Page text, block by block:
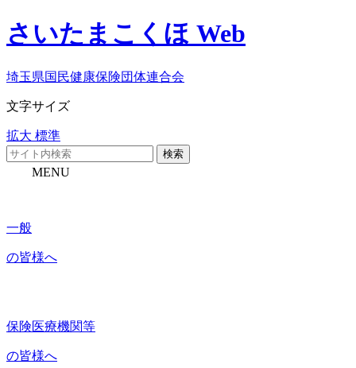
さいたまこくほ Web
埼玉県国民健康保険団体連合会
文字サイズ
拡大 標準
検索
MENU
一般
の皆様へ
保険医療機関等
の皆様へ